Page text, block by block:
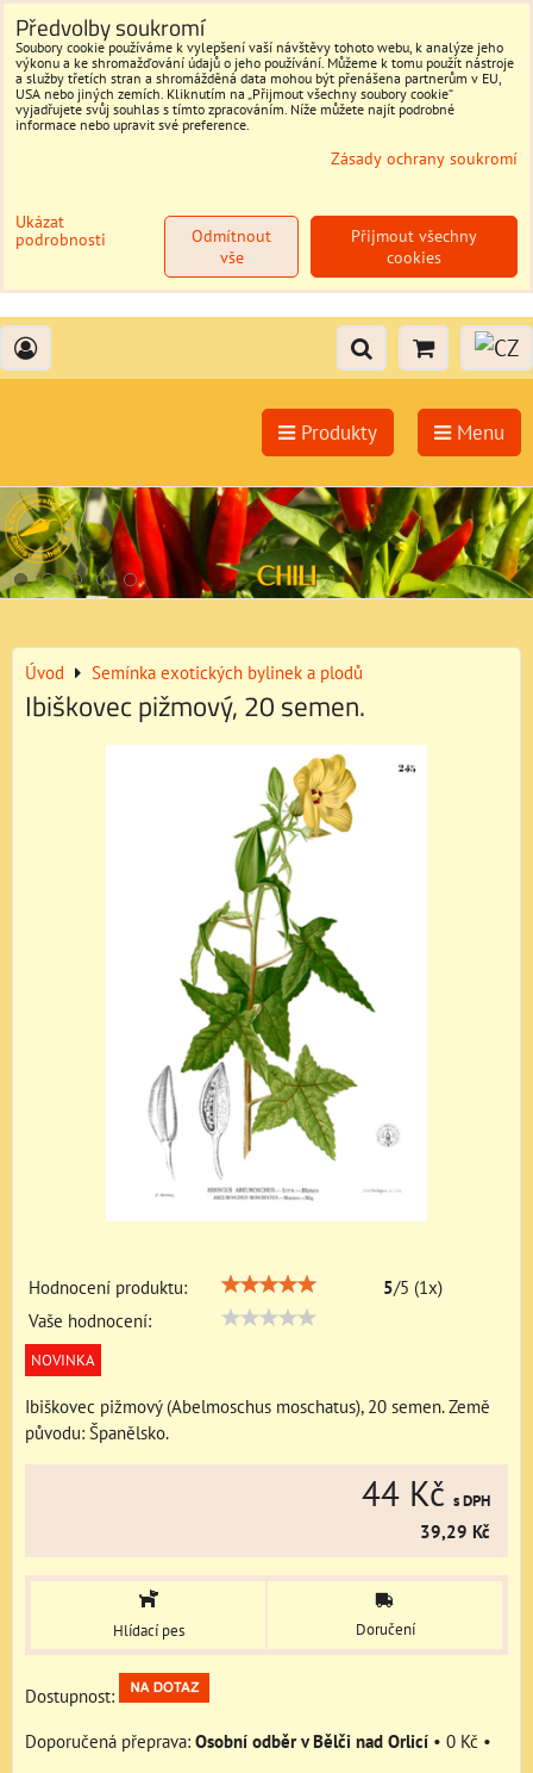
Produkty Menu
Úvod Semínka exotických bylinek a plodů
Ibiškovec pižmový, 20 semen.
Hodnocení produktu: 5/5 (1x)
Vaše hodnocení:
NOVINKA
Ibiškovec pižmový (Abelmoschus moschatus), 20 semen. Země
původu: Španělsko.
44 Kč s DPH
39,29 Kč
Hlídací pes Doručení
Dostupnost:
Osobní odběr v Bělči nad Orlicí • 0 Kč •
Předvolby soukromí
Soubory cookie používáme k vylepšení vaší návštěvy tohoto webu, k analýze jeho
výkonu a ke shromažďování údajů o jeho používání. Můžeme k tomu použít nástroje
a služby třetích stran a shromážděná data mohou být přenášena partnerům v EU,
USA nebo jiných zemích. Kliknutím na „Přijmout všechny soubory cookie“
vyjadřujete svůj souhlas s tímto zpracováním. Níže můžete najít podrobné
informace nebo upravit své preference.
Zásady ochrany soukromí
Ukázat
podrobnosti
Přijmout všechny
cookies
Odmítnout
vše